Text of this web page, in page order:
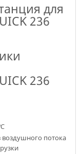
для
236
236
воздушного потока